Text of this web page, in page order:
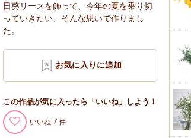
日葵リースを飾って、今年の夏を乗り切
っていきたい、そんな思いで作りまし
た。
この作品が気に入ったら「いいね」しよう！
いいね 7